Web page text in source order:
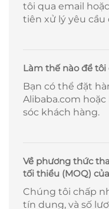
tôi qua email
tiên xử lý yêu cầu
Làm thế nào để
Bạn có thể đặt
Alibaba.com
sóc khách hàng.
Về phương thức
tối thiểu (MOQ)
Chúng tôi chấp
tín dụng, và số